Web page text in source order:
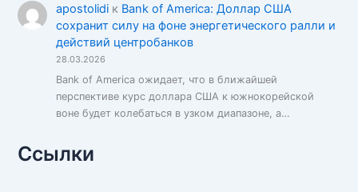
apostolidiк Bank of America: Доллар США
сохранит силу на фоне энергетического ралли и
действий центробанков
28.03.2026
Bank of America ожидает, что в ближайшей
перспективе курс доллара США к южнокорейской
воне будет колебаться в узком диапазоне, а…
Ссылки